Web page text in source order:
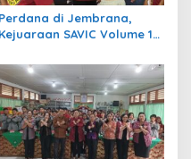
Perdana di Jembrana,
Kejuaraan SAVIC Volume 1